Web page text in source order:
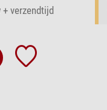
+ verzendtijd